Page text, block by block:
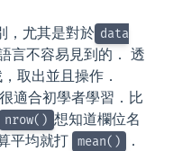
，尤其是對於 data
言不容易見到的． 透
取出並且操作．
適合初學者學習．比
nrow() 想知道欄位名
平均就打 mean()
．